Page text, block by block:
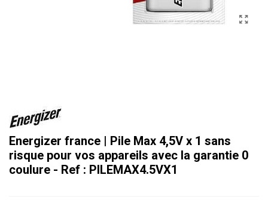
Energizer france | Pile Max 4,5V x 1 sans
risque pour vos appareils avec la garantie 0
coulure - Ref : PILEMAX4.5VX1